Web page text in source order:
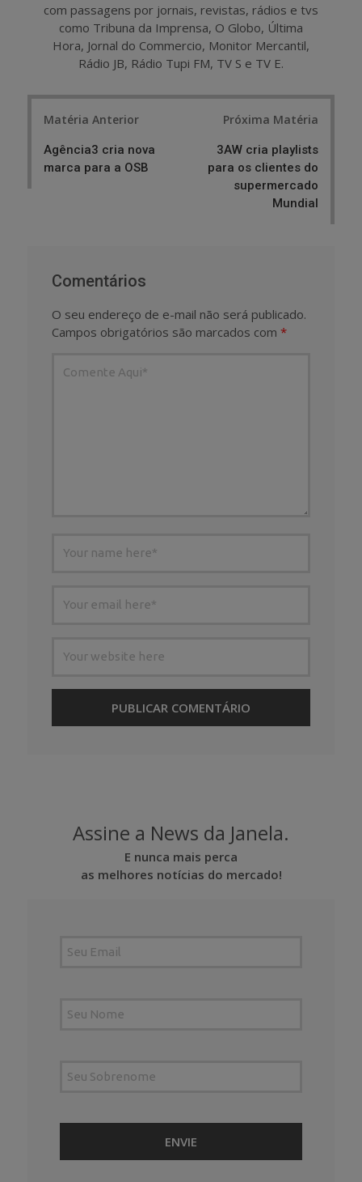
com passagens por jornais, revistas, rádios e tvs
como Tribuna da Imprensa, O Globo, Última
Hora, Jornal do Commercio, Monitor Mercantil,
Rádio JB, Rádio Tupi FM, TV S e TV E.
Matéria Anterior
Agência3 cria nova
marca para a OSB
Próxima Matéria
3AW cria playlists
para os clientes do
supermercado
Mundial
Comentários
O seu endereço de e-mail não será publicado.
Campos obrigatórios são marcados com *
Assine a News da Janela.
E nunca mais perca
as melhores notícias do mercado!